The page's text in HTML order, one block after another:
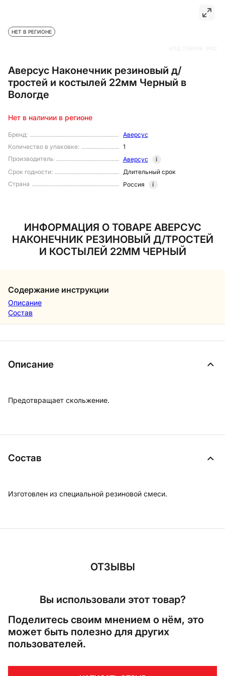
Аверсус Наконечник резиновый д/
тростей и костылей 22мм Черный в
Вологде
НЕТ В РЕГИОНЕ
Бренд:
Аверсус
Количество в упаковке:
1
Производитель
Аверсус
i
Срок годности:
Длительный срок
Страна
Россия i
Нет в наличии в регионе
ИНФОРМАЦИЯ О ТОВАРЕ АВЕРСУС
НАКОНЕЧНИК РЕЗИНОВЫЙ Д/ТРОСТЕЙ
И КОСТЫЛЕЙ 22ММ ЧЕРНЫЙ
Содержание инструкции
Описание
Состав
Описание
Предотвращает скольжение.
Состав
Изготовлен из специальной резиновой смеси.
ОТЗЫВЫ
Вы использовали этот товар?
Поделитесь своим мнением о нём, это
может быть полезно для других
пользователей.